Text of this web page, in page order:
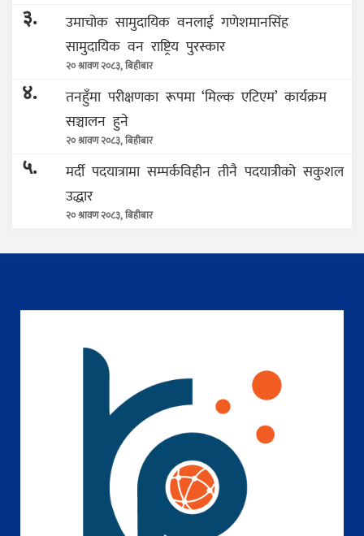
३.
उमाचोक सामुदायिक वनलाई गणेशमानसिंह
सामुदायिक वन राष्ट्रिय पुरस्कार
२० श्रावण २०८३, बिहीबार
४.
तनहुँमा परीक्षणका रूपमा ‘मिल्क एटिएम’ कार्यक्रम
सञ्चालन हुने
२० श्रावण २०८३, बिहीबार
५.
मर्दी पदयात्रामा सम्पर्कविहीन तीनै पदयात्रीको सकुशल
उद्धार
२० श्रावण २०८३, बिहीबार